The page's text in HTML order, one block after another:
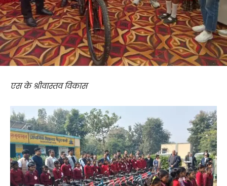
एस के श्रीवास्तव विकास